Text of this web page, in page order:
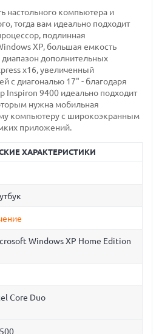
настольного компьютера и
тогда вам идеально подходит
подлинная
XP, большая емкость
дополнительных
x16, увеличенный
с диагональю 17" - благодаря
Inspiron 9400 идеально подходит
нужна мобильная
компьютеру с широкоэкранным
приложений.
ХАРАКТЕРИСТИКИ
Windows XP Home Edition
Core Duo